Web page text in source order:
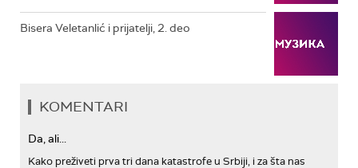
Bisera Veletanlić i prijatelji, 2. deo
KOMENTARI
Da, ali...
Kako preživeti prva tri dana katastrofe u Srbiji, i za šta nas